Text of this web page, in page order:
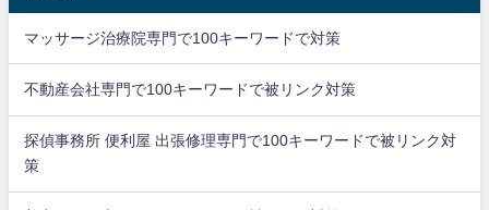
マッサージ治療院専門で100キーワードで対策
不動産会社専門で100キーワードで被リンク対策
探偵事務所 便利屋 出張修理専門で100キーワードで被リンク対
策